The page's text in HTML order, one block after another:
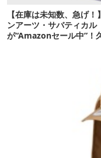
【在庫は未知数、急げ！
ンアーツ・サバティカル
が“Amazonセール中”！